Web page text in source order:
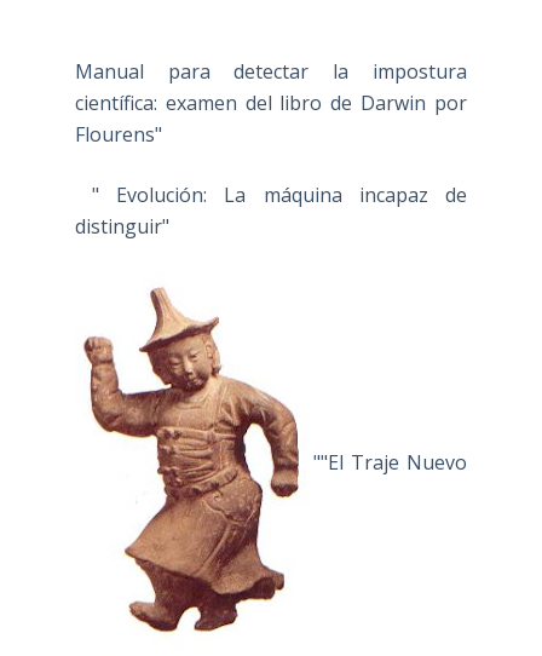
Manual para detectar la impostura
científica: examen del libro de Darwin por
Flourens"
" Evolución: La máquina incapaz de
distinguir"
""El Traje Nuevo